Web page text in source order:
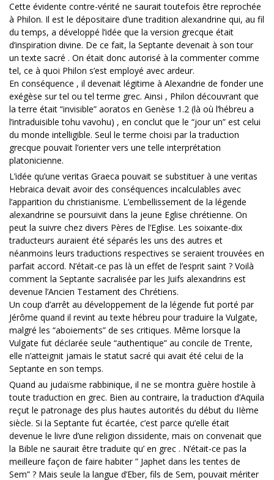
Cette évidente contre-vérité ne saurait toutefois être reprochée
à Philon. Il est le dépositaire d’une tradition alexandrine qui, au fil
du temps, a développé l’idée que la version grecque était
d’inspiration divine. De ce fait, la Septante devenait à son tour
un texte sacré . On était donc autorisé à la commenter comme
tel, ce à quoi Philon s’est employé avec ardeur.
En conséquence , il devenait légitime à Alexandrie de fonder une
exégèse sur tel ou tel terme grec. Ainsi , Philon découvrant que
la terre était “invisible” aoratos en Genèse 1.2 (là où l’hébreu a
l’intraduisible tohu vavohu) , en conclut que le “jour un” est celui
du monde intelligible. Seul le terme choisi par la traduction
grecque pouvait l’orienter vers une telle interprétation
platonicienne.
L’idée qu’une veritas Graeca pouvait se substituer à une veritas
Hebraica devait avoir des conséquences incalculables avec
l’apparition du christianisme. L’embellissement de la légende
alexandrine se poursuivit dans la jeune Eglise chrétienne. On
peut la suivre chez divers Pères de l’Eglise. Les soixante-dix
traducteurs auraient été séparés les uns des autres et
néanmoins leurs traductions respectives se seraient trouvées en
parfait accord. N’était-ce pas là un effet de l’esprit saint ? Voilà
comment la Septante sacralisée par les Juifs alexandrins est
devenue l’Ancien Testament des Chrétiens.
Un coup d’arrêt au développement de la légende fut porté par
Jérôme quand il revint au texte hébreu pour traduire la Vulgate,
malgré les “aboiements” de ses critiques. Même lorsque la
Vulgate fut déclarée seule “authentique” au concile de Trente,
elle n’atteignit jamais le statut sacré qui avait été celui de la
Septante en son temps.
Quand au judaïsme rabbinique, il ne se montra guère hostile à
toute traduction en grec. Bien au contraire, la traduction d’Aquila
reçut le patronage des plus hautes autorités du début du IIème
siècle. Si la Septante fut écartée, c’est parce qu’elle était
devenue le livre d’une religion dissidente, mais on convenait que
la Bible ne saurait être traduite qu’ en grec . N’était-ce pas la
meilleure façon de faire habiter ” Japhet dans les tentes de
Sem” ? Mais seule la langue d’Eber, fils de Sem, pouvait mériter